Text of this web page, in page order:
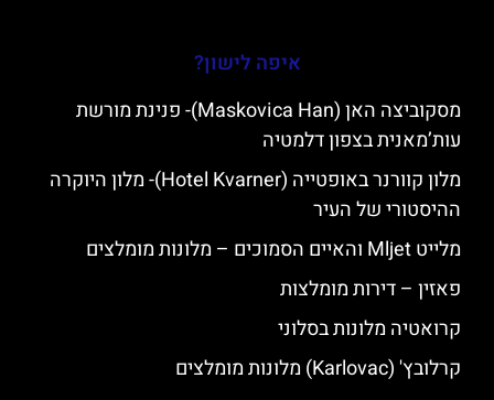
איפה לישון?
מסקוביצה האן (Maskovica Han)- פנינת מורשת
עות’מאנית בצפון דלמטיה
מלון קוורנר באופטייה (Hotel Kvarner)- מלון היוקרה
ההיסטורי של העיר
מלייט Mljet והאיים הסמוכים – מלונות מומלצים
פאזין – דירות מומלצות
קרואטיה מלונות בסלוני
קרלובץ' (Karlovac) מלונות מומלצים